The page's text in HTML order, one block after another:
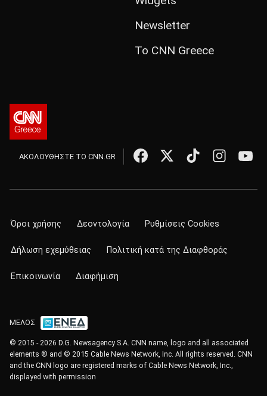
Newsletter
Το CNN Greece
ΑΚΟΛΟΥΘΗΣΤΕ ΤΟ CNN.GR
Όροι χρήσης Δεοντολογία Ρυθμίσεις Cookies
Δήλωση εχεμύθειας Πολιτική κατά της Διαφθοράς
Επικοινωνία Διαφήμιση
ΜΕΛΟΣ
© 2015 - 2026 D.G. Newsagency S.A. CNN name, logo and all associated
elements ® and © 2015 Cable News Network, Inc. All rights reserved. CNN
and the CNN logo are registered marks of Cable News Network, Inc.,
displayed with permission